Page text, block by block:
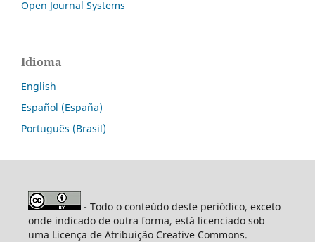
Open Journal Systems
Idioma
English
Español (España)
Português (Brasil)
- Todo o conteúdo deste periódico, exceto
onde indicado de outra forma, está licenciado sob
uma Licença de Atribuição Creative Commons.